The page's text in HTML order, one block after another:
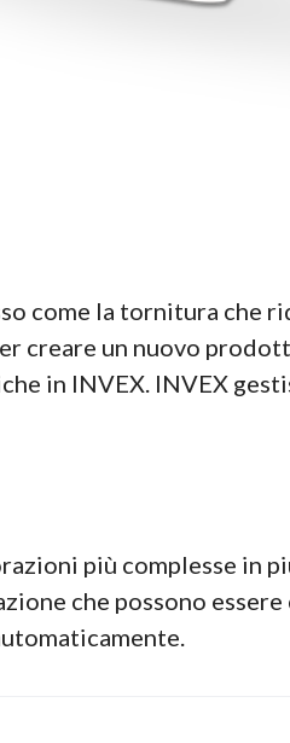
come la tornitura che
creare un nuovo
in INVEX. INVEX
più complesse in
che possono